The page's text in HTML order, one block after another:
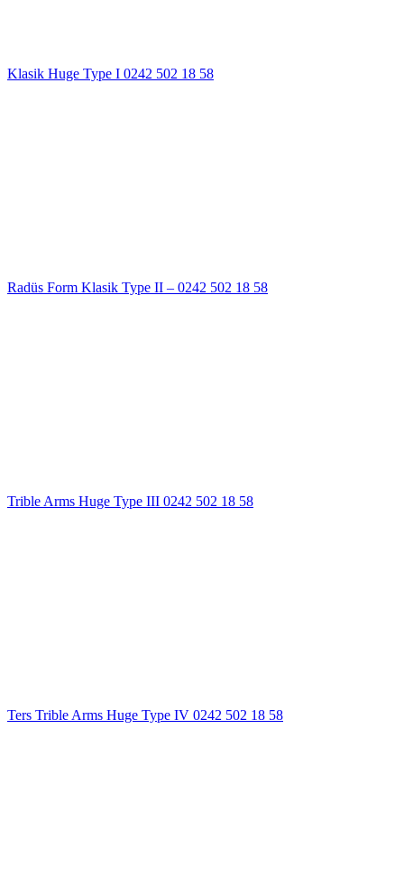
Klasik Huge Type I 0242 502 18 58
Radüs Form Klasik Type II – 0242 502 18 58
Trible Arms Huge Type III 0242 502 18 58
Ters Trible Arms Huge Type IV 0242 502 18 58